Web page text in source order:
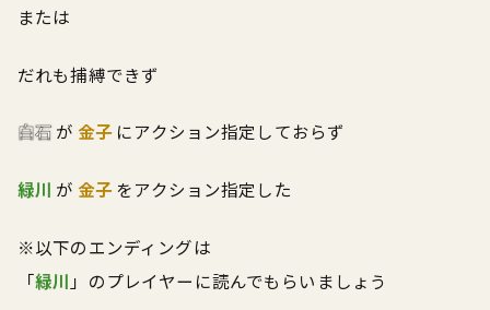
または
だれも捕縛できず
白石 が 金子 にアクション指定しておらず
緑川 が 金子をアクション指定した
※以下のエンディングは
「緑川 」のプレイヤーに読んでもらいましょう